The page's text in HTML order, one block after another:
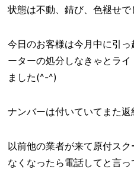
状態は不動、錆び、色褪せで
今日のお客様は今月中に引
ーターの処分しなきゃとラ
ました(^-^)
ナンバーは付いていてまた返
以前他の業者が来て原付ス
なくなったら電話してと言